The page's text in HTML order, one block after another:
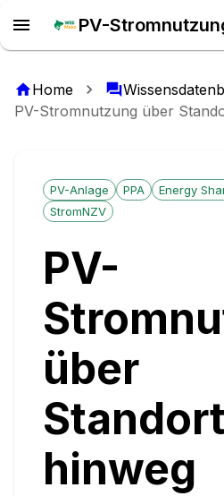
Home
PV-Stromnutzung über
PV-Anlage PPA Energy
StromNZV
PV-
über
hinweg